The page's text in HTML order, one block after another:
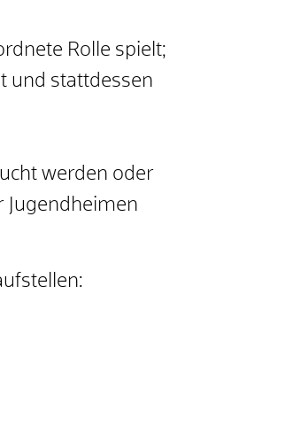
Rolle spielt;
und stattdessen
werden oder
Jugendheimen